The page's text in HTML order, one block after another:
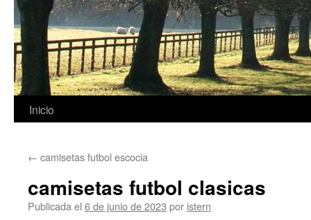
Saltar
contenido
Inicio
← camisetas futbol escocia
camisetas futbol clasicas
Publicada el 6 de junio de 2023 por istern